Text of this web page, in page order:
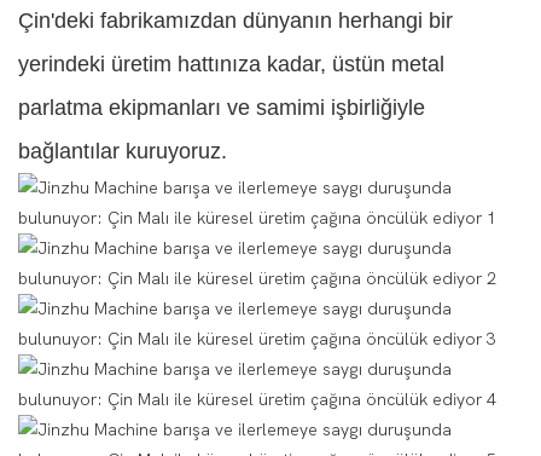
Çin'deki fabrikamızdan dünyanın herhangi bir
yerindeki üretim hattınıza kadar, üstün metal
parlatma ekipmanları ve samimi işbirliğiyle
bağlantılar kuruyoruz.